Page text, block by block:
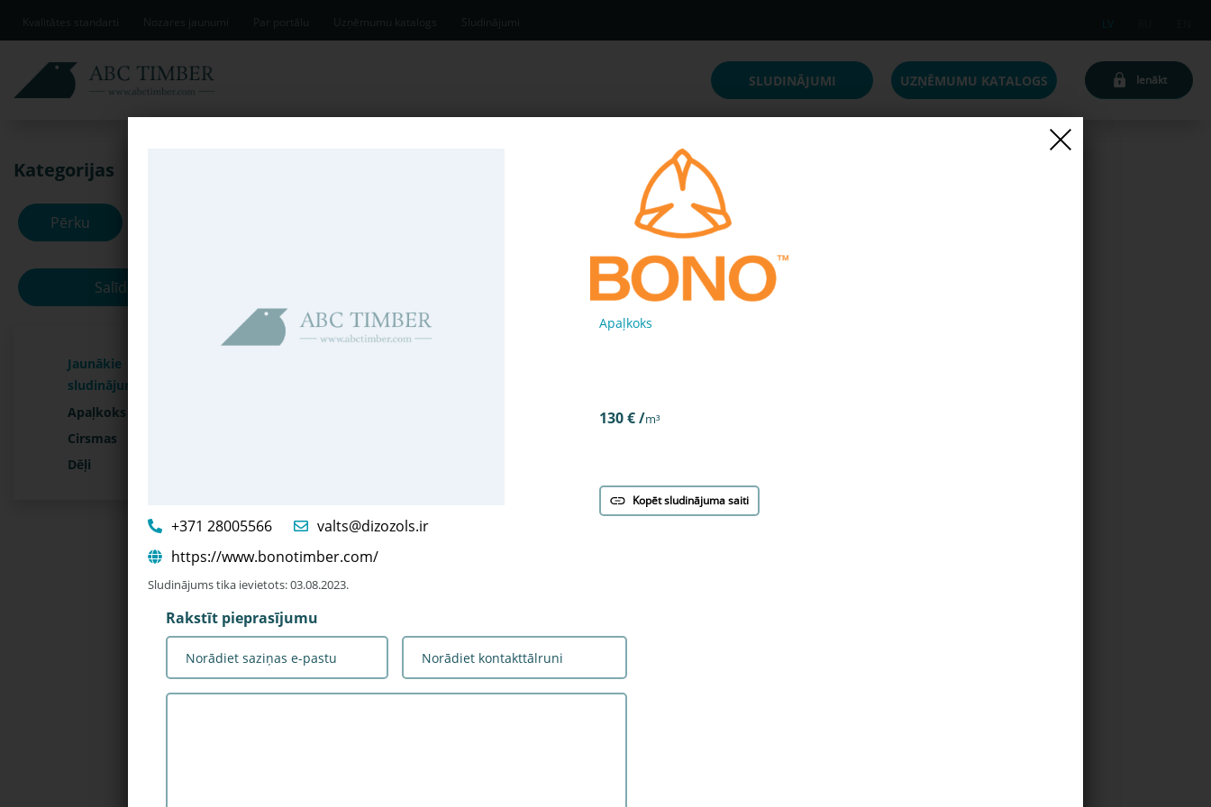
Kvalitātes standarti Nozares jaunumi Par portālu Uzņēmumu katalogs Sludinājumi LV
SLUDINĀJUMI UZŅĒMUMU KATALOGS Ienākt
Kategorijas
Pērku
Salīdzināt
Jaunākie
sludinājumi
Apaļkoks
Cirsmas
Dēļi
+371 28005566
valts@dizozols.ir
https://www.bonotimber.com/
Sludinājums tika ievietots: 03.08.2023.
Apaļkoks
130 € /m³
Kopēt sludinājuma saiti
Rakstīt pieprasījumu